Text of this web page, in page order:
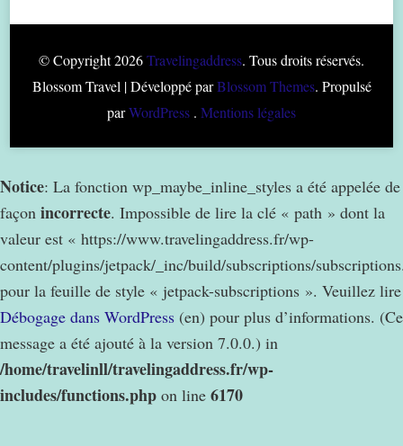
© Copyright 2026Travelingaddress. Tous droits réservés.
Blossom Travel | Développé parBlossom Themes. Propulsé
parWordPress . Mentions légales
Notice: La fonction wp_maybe_inline_styles a été appelée de
façon incorrecte. Impossible de lire la clé « path » dont la
valeur est « https://www.travelingaddress.fr/wp-
content/plugins/jetpack/_inc/build/subscriptions/
pour la feuille de style « jetpack-subscriptions ». Veuillez lire
Débogage dans WordPress (en) pour plus d’informations. (Ce
message a été ajouté à la version 7.0.0.) in
/home/travelinll/travelingaddress.fr/wp-
includes/functions.php on line 6170